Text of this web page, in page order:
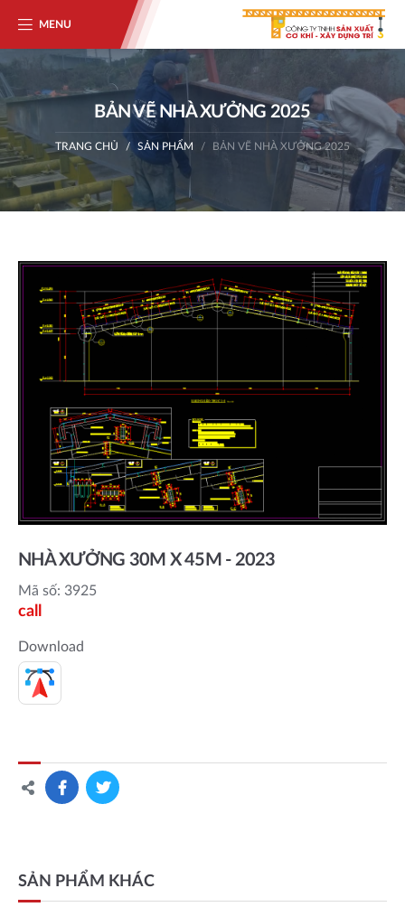
MENU
BẢN VẼ NHÀ XƯỞNG 2025
TRANG CHỦ SẢN PHẨM BẢN VẼ NHÀ XƯỞNG 2025
NHÀ XƯỞNG 30M X 45M - 2023
Mã số: 3925
call
Download
SẢN PHẨM KHÁC